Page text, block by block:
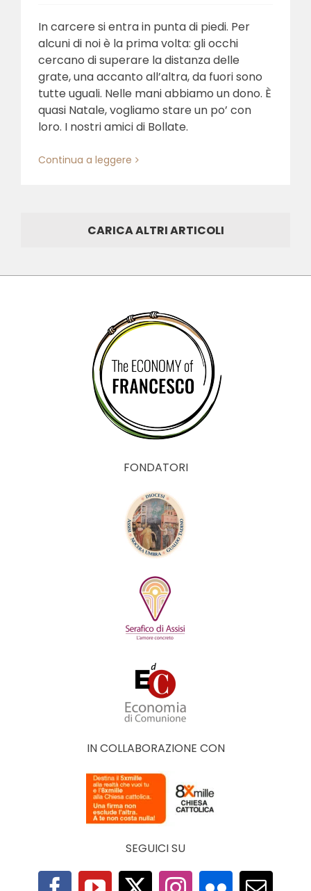
In carcere si entra in punta di piedi. Per
alcuni di noi è la prima volta: gli occhi
cercano di superare la distanza delle
grate, una accanto all’altra, da fuori sono
tutte uguali. Nelle mani abbiamo un dono. È
quasi Natale, vogliamo stare un po’ con
loro. I nostri amici di Bollate.
Continua a leggere
CARICA ALTRI ARTICOLI
FONDATORI
IN COLLABORAZIONE CON
SEGUICI SU